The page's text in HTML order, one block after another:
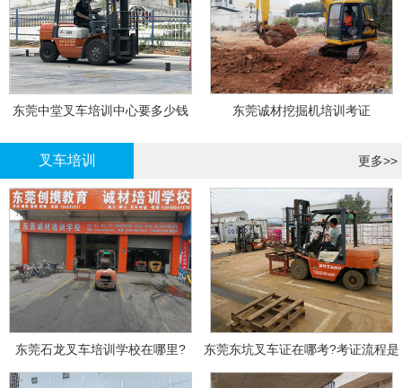
东莞中堂叉车培训中心要多少钱 东莞诚材挖掘机培训考证
叉车培训 更多>>
东莞石龙叉车培训学校在哪里?
东莞东坑叉车证在哪考?考证流程是
什么?需要什么资料?